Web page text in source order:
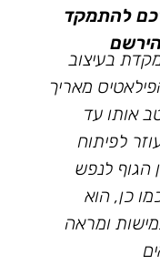
להתמקד
בעיצוב
מאריך
אותו עד
לפיתוח
הגוף לנפש
כן, הוא
ומראה